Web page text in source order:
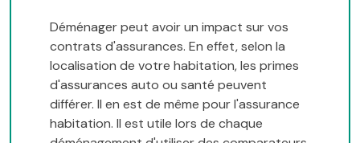
Déménager peut avoir un impact sur vos
contrats d'assurances. En effet, selon la
localisation de votre habitation, les primes
d'assurances auto ou santé peuvent
différer. Il en est de même pour l'assurance
habitation. Il est utile lors de chaque